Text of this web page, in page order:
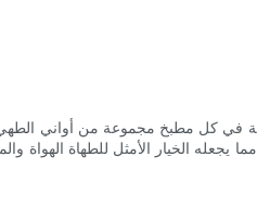
في كل مطبخ مجموعة من أواني الطهي
يجعله الخيار الأمثل للطهاة